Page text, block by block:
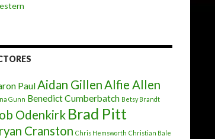
PaulAidan GillenAlfie Allen
Gunn Benedict Cumberbatch Betsy Brandt
Odenkirk Brad Pitt
Cranston Chris Hemsworth Christian Bale